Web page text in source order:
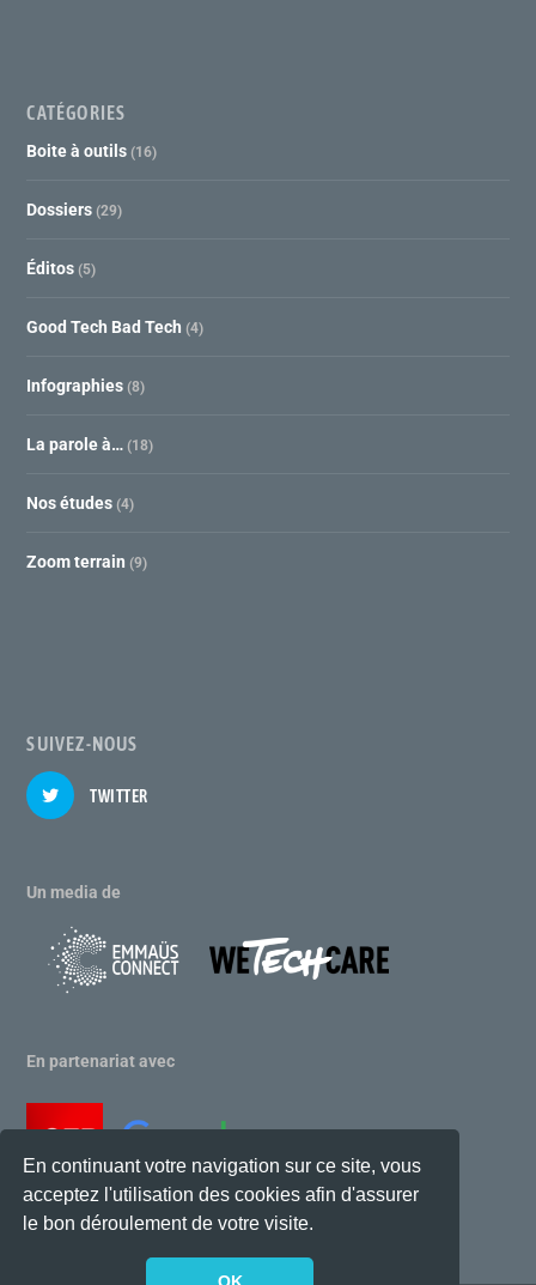
En continuant votre navigation sur ce site, vous
acceptez l'utilisation des cookies afin d'assurer
le bon déroulement de votre visite.
CATÉGORIES
Boite à outils (16)
Dossiers (29)
Éditos (5)
Good Tech Bad Tech (4)
Infographies (8)
La parole à… (18)
Nos études (4)
Zoom terrain (9)
SUIVEZ-NOUS
TWITTER
Un media de
En partenariat avec